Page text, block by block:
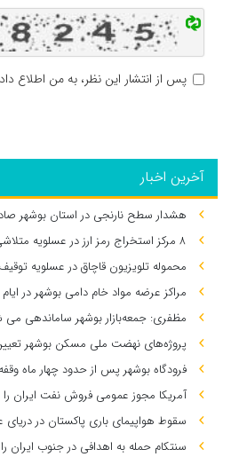
پس از انتشار این نظر، به من اطلاع
آخرین اخبار
هشدار سطح نارنجی در استان بوشهر
۸ مرکز استخراج رمز ارز در عسلویه متلاشی شد
محموله تلویزیون قاچاق در عسلویه
مراکز عرضه مواد خام دامی بوشهر در
مظفری: جمعه‌بازار بوشهر ساماندهی می‌
پروژه‌های نهضت ملی مسکن بوشهر
فرودگاه بوشهر پس از حدود چهار ماه
آمریکا مجوز عمومی فروش نفت ایران را
سقوط هواپیمای باری پاکستان در دریای
سنتکام حمله به اهدافی در جنوب ایران را